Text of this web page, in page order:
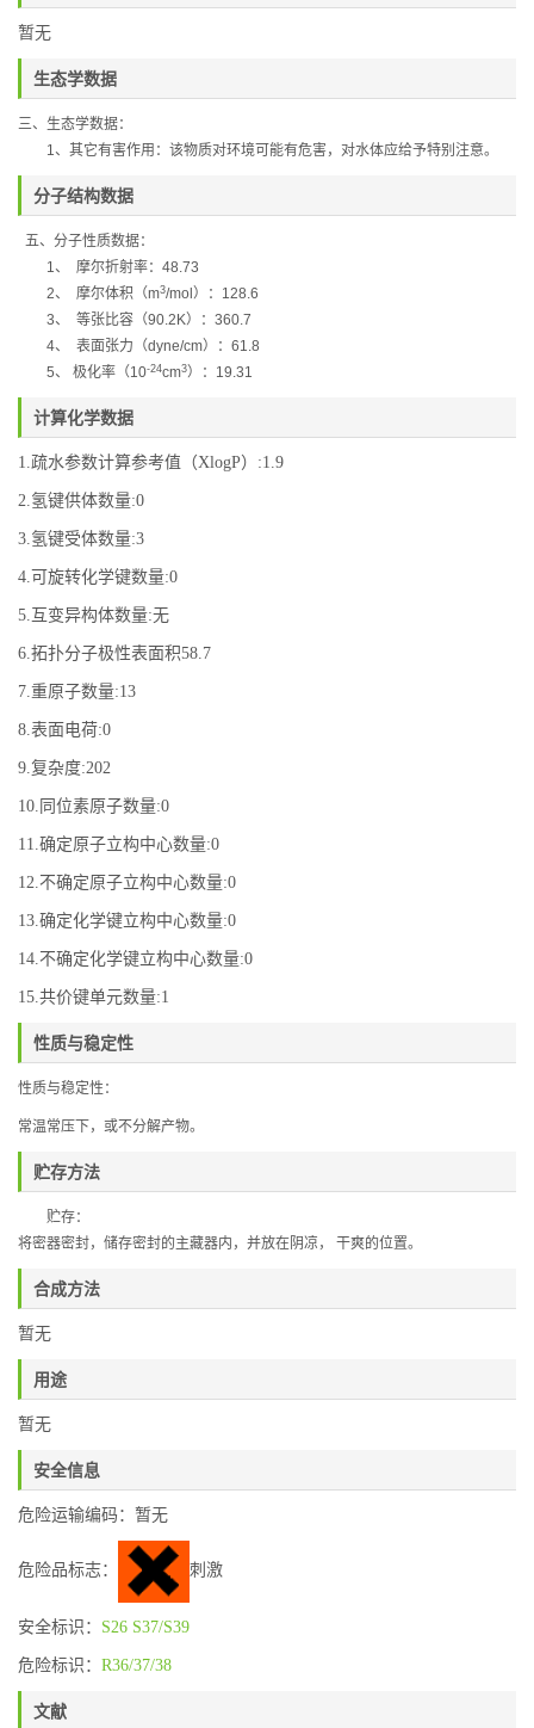
暂无
生态学数据
三、生态学数据：
1、其它有害作用：该物质对环境可能有危害，对水体应给予特别注意。
分子结构数据
五、分子性质数据：
1、 摩尔折射率： 48.73
2、 摩尔体积（m3/mol ）： 128.6
3、 等张比容（90.2K）： 360.7
4、 表面张力（dyne/cm）： 61.8
5、 极化率（10-24cm3）： 19.31
计算化学数据
1.疏水参数计算参考值（XlogP）:1.9
2.氢键供体数量:0
3.氢键受体数量:3
4.可旋转化学键数量:0
5.互变异构体数量:无
6.拓扑分子极性表面积58.7
7.重原子数量:13
8.表面电荷:0
9.复杂度:202
10.同位素原子数量:0
11.确定原子立构中心数量:0
12.不确定原子立构中心数量:0
13.确定化学键立构中心数量:0
14.不确定化学键立构中心数量:0
15.共价键单元数量:1
性质与稳定性
性质与稳定性：
常温常压下，或不分解产物。
贮存方法
贮存：
将密器密封，储存密封的主藏器内，并放在阴凉，
干爽的位置。
合成方法
暂无
用途
暂无
安全信息
危险运输编码：暂无
危险品标志： 刺激
安全标识： S26 S37/S39
危险标识： R36/37/38
文献